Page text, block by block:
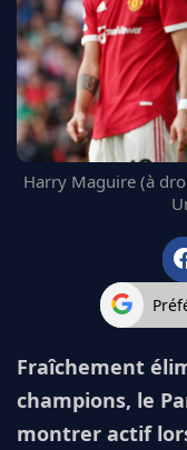
FC BARCELONE
MANCHESTER UNITED
CHELSEA
ARSENAL
BAYERN
L'AVIS DE LA RÉDAC'
Harry Maguire (à
Fraîchement
champions, le
montrer actif